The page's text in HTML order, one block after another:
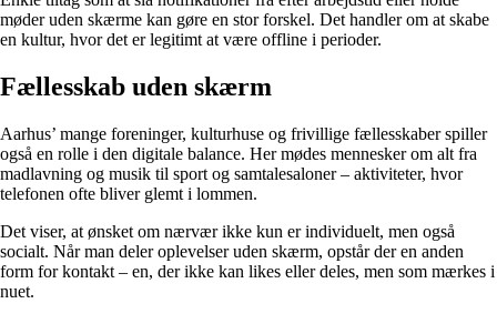
møder uden skærme kan gøre en stor forskel. Det handler om at skabe
en kultur, hvor det er legitimt at være offline i perioder.
Fællesskab uden skærm
Aarhus’ mange foreninger, kulturhuse og frivillige fællesskaber spiller
også en rolle i den digitale balance. Her mødes mennesker om alt fra
madlavning og musik til sport og samtalesaloner – aktiviteter, hvor
telefonen ofte bliver glemt i lommen.
Det viser, at ønsket om nærvær ikke kun er individuelt, men også
socialt. Når man deler oplevelser uden skærm, opstår der en anden
form for kontakt – en, der ikke kan likes eller deles, men som mærkes i
nuet.